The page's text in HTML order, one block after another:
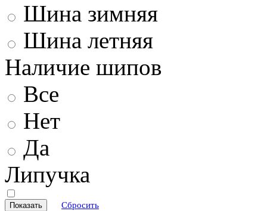
Шина зимняя
Шина летняя
Наличие шипов
Все
Нет
Да
Липучка
Сбросить